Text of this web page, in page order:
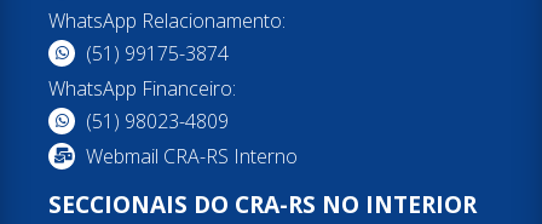
WhatsApp Relacionamento:
(51) 99175-3874
WhatsApp Financeiro:
(51) 98023-4809
Webmail CRA-RS Interno
SECCIONAIS DO CRA-RS NO INTERIOR